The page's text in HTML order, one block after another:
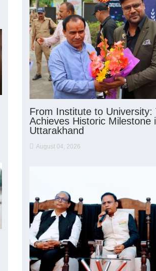
From Institute to University:
Achieves Historic Milestone
Uttarakhand
August 04, 2026